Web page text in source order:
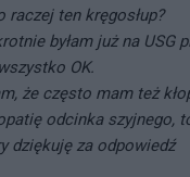
raczej ten kręgosłup?
byłam już na USG
OK.
że często mam też
odcinka szyjnego,
dziękuję za odpowiedź